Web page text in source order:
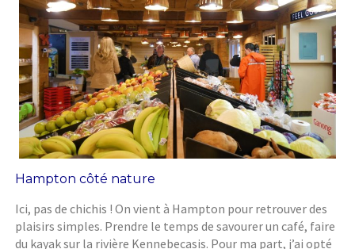
Hampton côté nature
Ici, pas de chichis ! On vient à Hampton pour retrouver des
plaisirs simples. Prendre le temps de savourer un café, faire
du kayak sur la rivière Kennebecasis. Pour ma part, j’ai opté